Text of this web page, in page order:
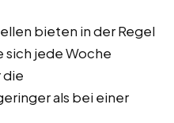
bieten in der Regel
jede Woche
die
als bei einer